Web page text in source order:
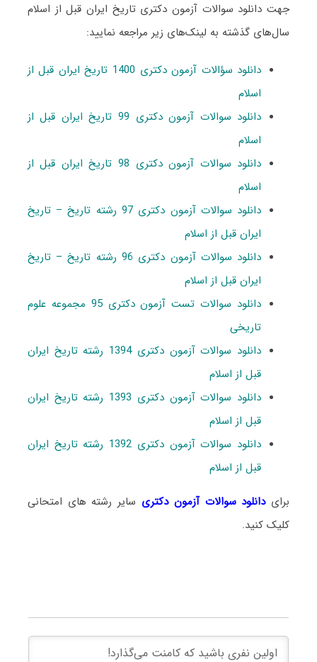
جهت دانلود سوالات آزمون دکتری تاریخ ایران قبل از اسلام
سال‌های گذشته به لینک‌های زیر مراجعه نمایید:
دانلود سؤالات آزمون دکتری 1400 تاریخ ایران قبل از
اسلام
دانلود سوالات آزمون دکتری 99 تاریخ ایران قبل از
اسلام
دانلود سوالات آزمون دکتری 98 تاریخ ایران قبل از
اسلام
دانلود سوالات آزمون دکتری 97 رشته تاریخ – تاریخ
ایران قبل از اسلام
دانلود سوالات آزمون دکتری 96 رشته تاریخ – تاریخ
ایران قبل از اسلام
دانلود سوالات تست آزمون دکتری 95 مجموعه علوم
تاریخی
دانلود سوالات آزمون دکتری 1394 رشته تاریخ ایران
قبل از اسلام
دانلود سوالات آزمون دکتری 1393 رشته تاریخ ایران
قبل از اسلام
دانلود سوالات آزمون دکتری 1392 رشته تاریخ ایران
قبل از اسلام
برایدانلود سوالات آزمون دکتری سایر رشته های امتحانی
کلیک کنید.